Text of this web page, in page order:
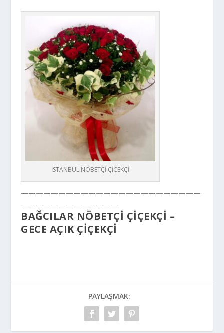
İSTANBUL NÖBETÇİ ÇİÇEKÇİ
————————————————————————
—————————————
BAĞCILAR NÖBETÇİ ÇİÇEKÇİ –
GECE AÇIK ÇİÇEKÇİ
PAYLAŞMAK: